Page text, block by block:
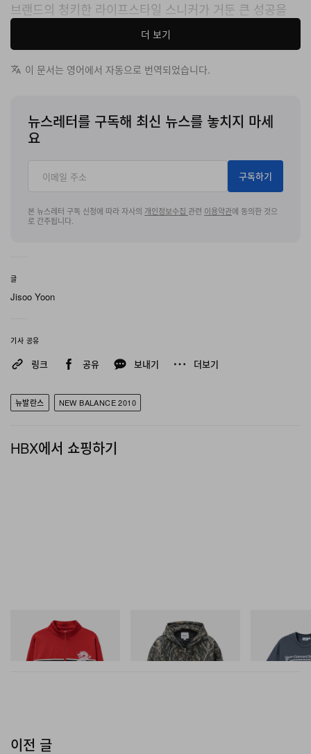
브랜드의 청키한 라이프스타일 스니커가 거둔 큰 성공을
발판으로 탄생한 2010은 통기성이 뛰어난 메쉬와 견고한
합성 오버레이를 조합한 입체적인 어퍼를 적용했다. 전체
디자인은 깨끗한 “Sea Salt” 컬러를 베이스로 삼고, 미드
“Black Cement” 디테일을 통해 강렬한 시각적 대비를 만
들어낸다. 분할된 패널 구조는 역동적이면서도 균형 잡힌
수 있다.
풋베드 아래에는 브랜드의 깊은 퍼포먼스 러닝 헤리티지를
상기시키는 견고하고 두툼한 쿠셔닝 미드솔 유닛을 적용
양한 도심 환경에서도 안정적인 접지력을 보장한다. 동시
대 스니커 시장에서 입지를 넓혀가고 있는 New Balance
할 만한 높은 완성도의 라이프스타일 스니커로 존재감을
드러낸다.
더 보기
이 문서는 영어에서 자동으로 번역되었습니다.
뉴스레터를 구독해 최신 뉴스를 놓치지 마세
요
구독하기
본 뉴스레터 구독 신청에 따라 자사의 개인정보수집 관련 이용약관에 동의한 것으
로 간주됩니다.
글
Jisoo Yoon
기사 공유
링크 공유 보내기 더보기
뉴발란스 NEW BALANCE 2010
HBX에서 쇼핑하기
Butter Goods
Dragon Tricot Jacket
쇼핑하기
Butter Goods
Insulated Work Jacket
쇼핑하기
Outward
쇼핑하기